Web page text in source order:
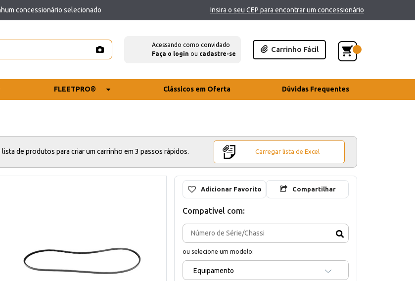
concessionário selecionado Insira o seu CEP para encontrar um concessionário
Acessando como convidado
Faça o login ou cadastre-se
Carrinho Fácil
FLEETPRO® Clássicos em Oferta Dúvidas Frequentes
lista de produtos para criar um carrinho em 3 passos rápidos. Carregar lista de Excel
Adicionar Favorito Compartilhar
Compativel com:
ou selecione um modelo:
Equipamento